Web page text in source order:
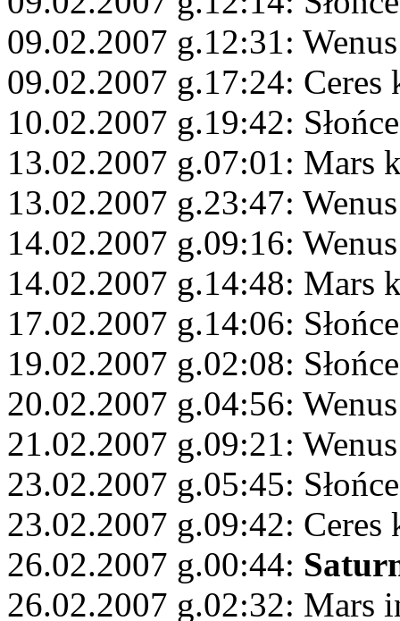
09.02.2007 g.12:31:
09.02.2007 g.17:24: Ceres
10.02.2007 g.19:42:
13.02.2007 g.07:01: Mars
13.02.2007 g.23:47:
14.02.2007 g.09:16:
14.02.2007 g.14:48: Mars
17.02.2007 g.14:06:
19.02.2007 g.02:08:
20.02.2007 g.04:56:
21.02.2007 g.09:21:
23.02.2007 g.05:45:
23.02.2007 g.09:42:
26.02.2007 g.00:44:
26.02.2007 g.02:32: Mars